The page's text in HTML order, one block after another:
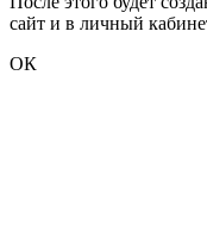
сайт и в личный
ОК